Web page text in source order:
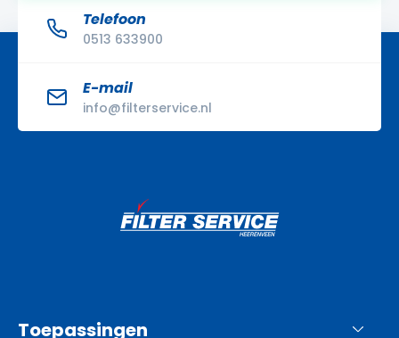
Telefoon
0513 633900
E-mail
info@filterservice.nl
Toepassingen